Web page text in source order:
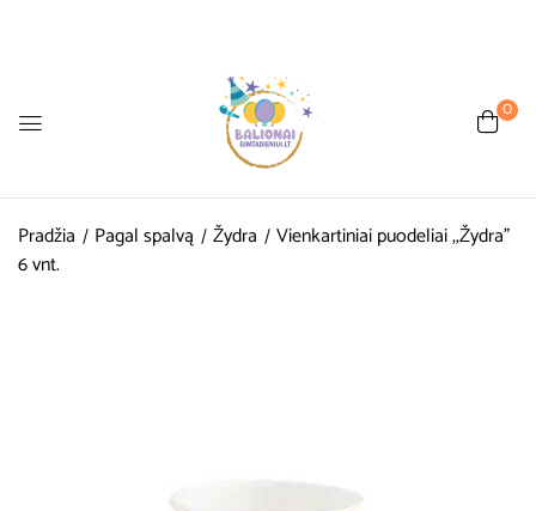
0
Pradžia Pagal spalvą Žydra
Vienkartiniai puodeliai ,,Žydra”
6 vnt.